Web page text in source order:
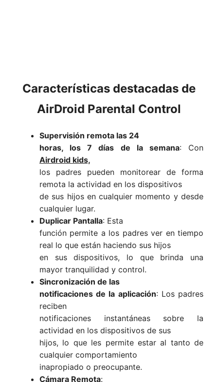
Características destacadas de
AirDroid Parental Control
Supervisión remota las 24
horas, los 7 días de la semana: Con
Airdroid kids,
los padres pueden monitorear de forma
remota la actividad en los dispositivos
de sus hijos en cualquier momento y desde
cualquier lugar.
Duplicar Pantalla: Esta
función permite a los padres ver en tiempo
real lo que están haciendo sus hijos
en sus dispositivos, lo que brinda una
mayor tranquilidad y control.
Sincronización de las
notificaciones de la aplicación: Los padres
reciben
notificaciones instantáneas sobre la
actividad en los dispositivos de sus
hijos, lo que les permite estar al tanto de
cualquier comportamiento
inapropiado o preocupante.
Cámara Remota: